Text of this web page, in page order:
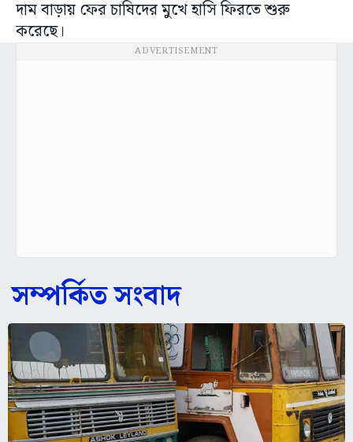
দাম বাড়ায় ফের চাষিদের মুখে হাসি ফিরতে শুরু
করেছে।
ADVERTISEMENT
সম্পর্কিত সংবাদ